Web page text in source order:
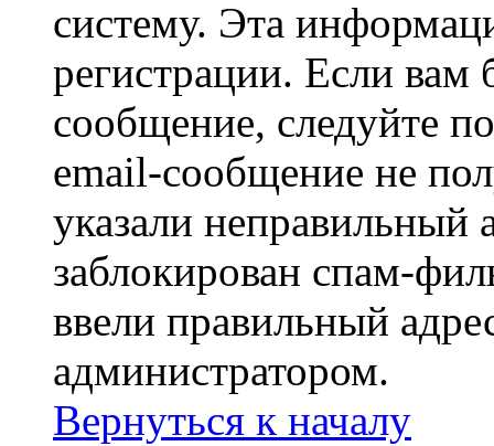
систему. Эта
регистрации. Если
сообщение, следуйте
email-сообщение не
указали неправильный
заблокирован спам-
ввели правильный
администратором.
Вернуться к началу